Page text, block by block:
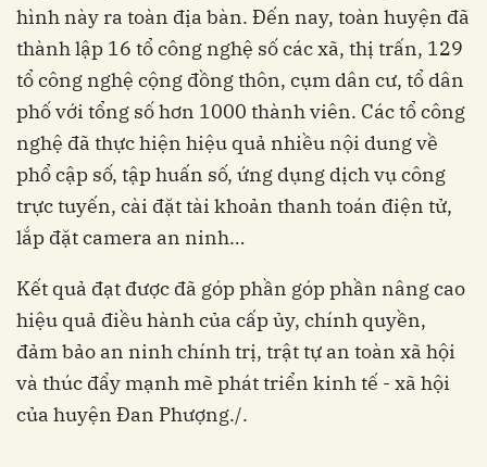
hình này ra toàn địa bàn. Đến nay, toàn huyện đã
thành lập 16 tổ công nghệ số các xã, thị trấn, 129
tổ công nghệ cộng đồng thôn, cụm dân cư, tổ dân
phố với tổng số hơn 1000 thành viên. Các tổ công
nghệ đã thực hiện hiệu quả nhiều nội dung về
phổ cập số, tập huấn số, ứng dụng dịch vụ công
trực tuyến, cài đặt tài khoản thanh toán điện tử,
lắp đặt camera an ninh…
Kết quả đạt được đã góp phần góp phần nâng cao
hiệu quả điều hành của cấp ủy, chính quyền,
đảm bảo an ninh chính trị, trật tự an toàn xã hội
và thúc đẩy mạnh mẽ phát triển kinh tế - xã hội
của huyện Đan Phượng./.